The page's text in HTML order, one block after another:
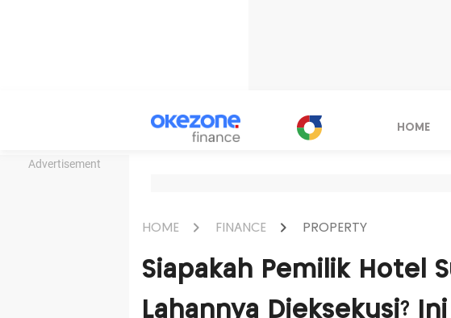
Advertisement
HOME
HOME FINANCE PROPERTY
Siapakah Pemilik Hotel
Lahannya Dieksekusi?